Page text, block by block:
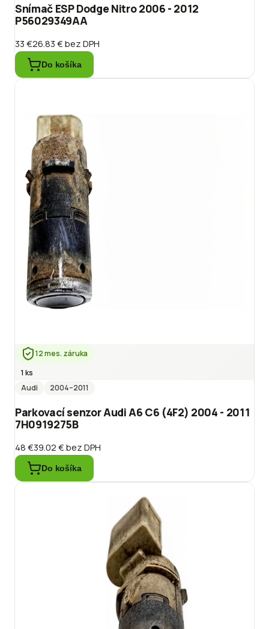
Snímač ESP Dodge Nitro 2006 - 2012
P56029349AA
33 €26.83 €bez DPH
Do košíka
12 mes. záruka
1 ks
Audi
2004–2011
Parkovací senzor Audi A6 C6 (4F2) 2004 - 2011
7H0919275B
48 €39.02 €bez DPH
Do košíka